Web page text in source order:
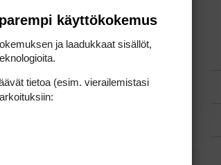
käyttökokemus
ja laadukkaat sisällöt,
tietoa (esim. vierailemis­tasi